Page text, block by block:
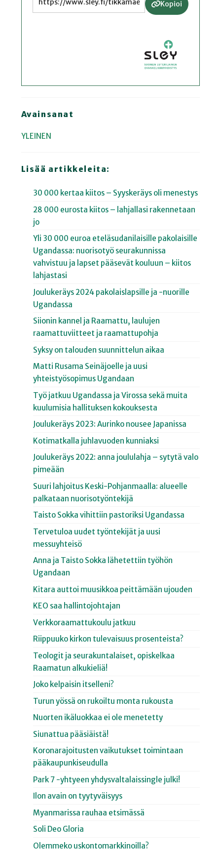
Kopioi
Avainsanat
YLEINEN
Lisää artikkeleita:
30 000 kertaa kiitos – Syyskeräys oli menestys
28 000 eurosta kiitos – lahjallasi rakennetaan
jo
Yli 30 000 euroa eteläsudanilaisille pakolaisille
Ugandassa: nuorisotyö seurakunnissa
vahvistuu ja lapset pääsevät kouluun – kiitos
lahjastasi
Joulukeräys 2024 pakolaislapsille ja -nuorille
Ugandassa
Siionin kannel ja Raamattu, laulujen
raamattuviitteet ja raamattupohja
Syksy on talouden suunnittelun aikaa
Matti Rusama Seinäjoelle ja uusi
yhteistyösopimus Ugandaan
Työ jatkuu Ugandassa ja Virossa sekä muita
kuulumisia hallituksen kokouksesta
Joulukeräys 2023: Aurinko nousee Japanissa
Kotimatkalla juhlavuoden kunniaksi
Joulukeräys 2022: anna joululahja – sytytä valo
pimeään
Suuri lahjoitus Keski-Pohjanmaalla: alueelle
palkataan nuorisotyöntekijä
Taisto Sokka vihittiin pastoriksi Ugandassa
Tervetuloa uudet työntekijät ja uusi
messuyhteisö
Anna ja Taisto Sokka lähetettiin työhön
Ugandaan
Kitara auttoi muusikkoa peittämään ujouden
KEO saa hallintojohtajan
Verkkoraamattukoulu jatkuu
Riippuuko kirkon tulevaisuus prosenteista?
Teologit ja seurakuntalaiset, opiskelkaa
Raamatun alkukieliä!
Joko kelpaisin itselleni?
Turun yössä on rukoiltu monta rukousta
Nuorten ikäluokkaa ei ole menetetty
Siunattua pääsiäistä!
Koronarajoitusten vaikutukset toimintaan
pääkaupunkiseudulla
Park 7 -yhtyeen yhdysvaltalaissingle julki!
Ilon avain on tyytyväisyys
Myanmarissa rauhaa etsimässä
Soli Deo Gloria
Olemmeko uskontomarkkinoilla?